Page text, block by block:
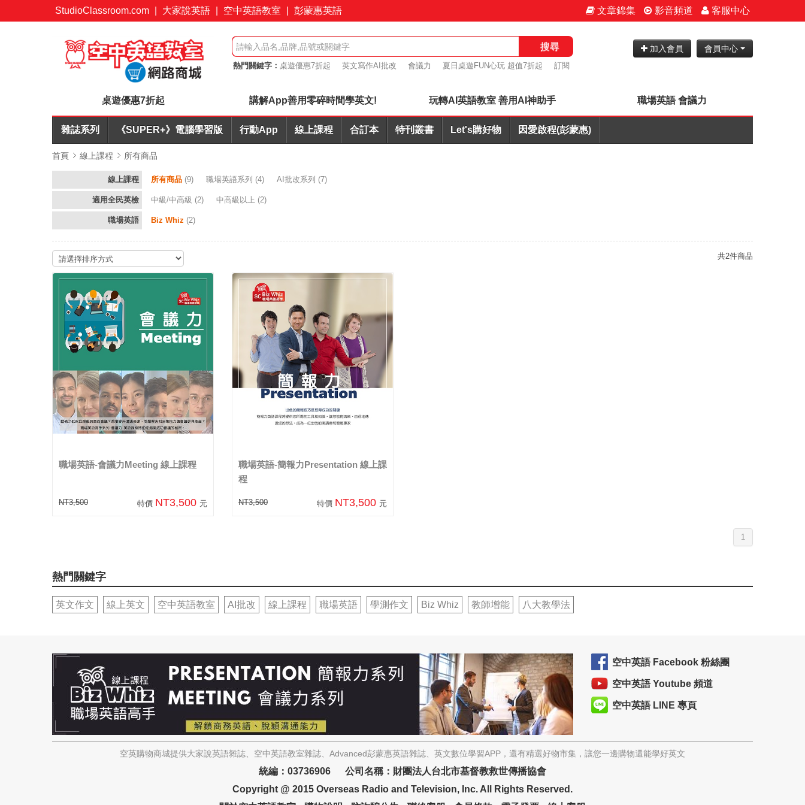
StudioClassroom.com 大家說英語 空中英語教室 彭蒙惠英語 文章錦集 影音頻道 客服中心
搜尋
熱門關鍵字： 桌遊優惠7折起 英文寫作AI批改 會議力 夏日桌遊FUN心玩 超值7折起
訂閱
加入會員 會員中心
桌遊優惠7折起 講解App善用零碎時間學英文! 玩轉AI英語教室 善用AI神助手 職場英語 會議力
雜誌系列 《SUPER+》電腦學習版 行動App 線上課程 合訂本 特刊叢書 Let's購好物 因愛啟程(彭蒙惠)
首頁 線上課程 所有商品
線上課程 所有商品 (9) 職場英語系列 (4) AI批改系列 (7)
適用全民英檢 中級/中高級 (2) 中高級以上 (2)
職場英語 Biz Whiz (2)
共2件商品
職場英語-會議力Meeting 線上課程
NT3,500 特價 NT3,500 元
職場英語-簡報力Presentation 線上課
程
NT3,500 特價 NT3,500 元
1
熱門關鍵字
英文作文 線上英文 空中英語教室 AI批改 線上課程 職場英語 學測作文 Biz Whiz 教師增能 八大教學法
空中英語 Facebook 粉絲團
空中英語 Youtube 頻道
空中英語 LINE 專頁
空英購物商城提供大家說英語雜誌、空中英語教室雜誌、Advanced彭蒙惠英語雜誌、英文數位學習APP，還有精選好物市集，讓您一邊購物還能學好英文
統編：03736906 公司名稱：財團法人台北市基督教救世傳播協會
Copyright @ 2015 Overseas Radio and Television, Inc. All Rights Reserved.